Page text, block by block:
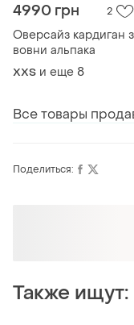
4990 грн 2
Оверсайз кардиган з
вовни альпака
XХS и еще 8
Все товары
Поделиться:
Также ищут: